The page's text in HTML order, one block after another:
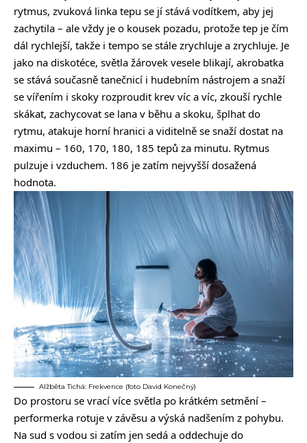
rytmus, zvuková linka tepu se jí stává vodítkem, aby jej
zachytila – ale vždy je o kousek pozadu, protože tep je čím
dál rychlejší, takže i tempo se stále zrychluje a zrychluje. Je
jako na diskotéce, světla žárovek vesele blikají, akrobatka
se stává současně tanečnicí i hudebním nástrojem a snaží
se vířením i skoky rozproudit krev víc a víc, zkouší rychle
skákat, zachycovat se lana v běhu a skoku, šplhat do
rytmu, atakuje horní hranici a viditelně se snaží dostat na
maximu – 160, 170, 180, 185 tepů za minutu. Rytmus
pulzuje i vzduchem. 186 je zatím nejvyšší dosažená
hodnota.
Alžběta Tichá: Frekvence (foto David Konečný)
Do prostoru se vrací více světla po krátkém setmění –
performerka rotuje v závěsu a výská nadšením z pohybu.
Na sud s vodou si zatím jen sedá a oddechuje do